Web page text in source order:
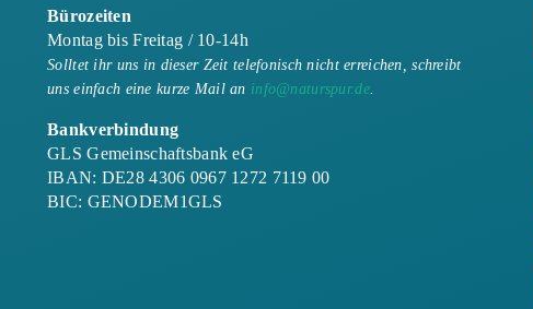
Bürozeiten
Montag bis Freitag / 10-14h
Solltet ihr uns in dieser Zeit telefonisch nicht erreichen, schreibt
uns einfach eine kurze Mail an info@naturspur.de.
Bankverbindung
GLS Gemeinschaftsbank eG
IBAN: DE28 4306 0967 1272 7119 00
BIC: GENODEM1GLS